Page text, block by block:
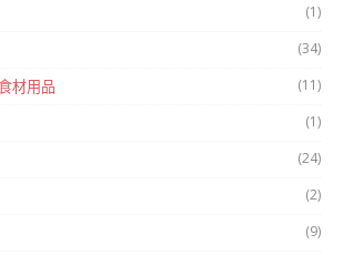
(1)
(34)
材用品 (11)
(1)
(24)
(2)
(9)